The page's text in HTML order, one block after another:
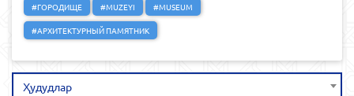
#ГОРОДИЩЕ
#MUZEYI
#MUSEUM
#АРХИТЕКТУРНЫЙ ПАМЯТНИК
Ҳудудлар